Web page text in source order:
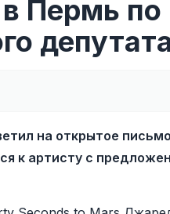
в Пермь по
на открытое
к артисту с